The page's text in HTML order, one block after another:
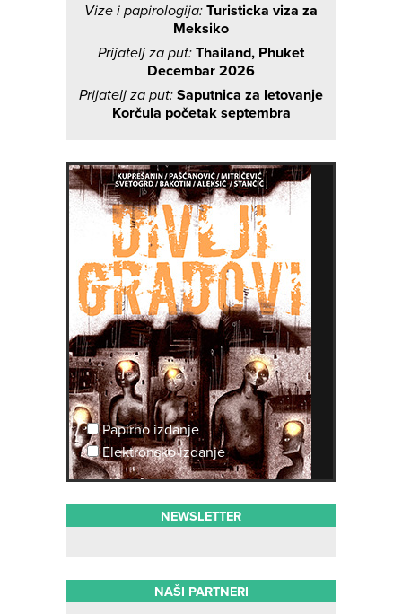
Vize i papirologija: Turisticka viza za
Meksiko
Prijatelj za put: Thailand, Phuket
Decembar 2026
Prijatelj za put: Saputnica za letovanje
Korčula početak septembra
Papirno izdanje
Elektronsko izdanje
NEWSLETTER
NAŠI PARTNERI